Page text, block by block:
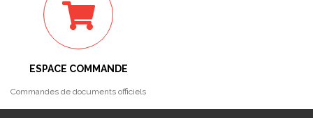
ESPACE COMMANDE
Commandes de documents officiels